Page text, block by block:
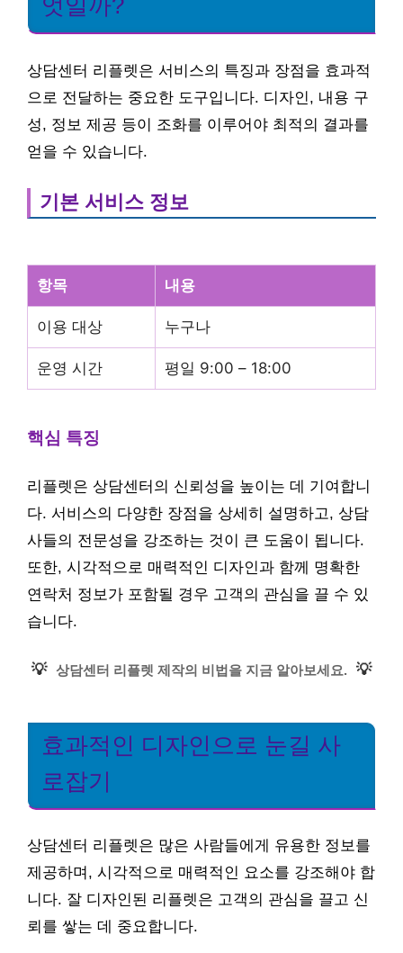
엇일까?
상담센터 리플렛은 서비스의 특징과 장점을 효과적
으로 전달하는 중요한 도구입니다. 디자인, 내용 구
성, 정보 제공 등이 조화를 이루어야 최적의 결과를
얻을 수 있습니다.
기본 서비스 정보
항목 내용
이용 대상 누구나
운영 시간 평일 9:00 – 18:00
핵심 특징
리플렛은 상담센터의 신뢰성을 높이는 데 기여합니
다. 서비스의 다양한 장점을 상세히 설명하고, 상담
사들의 전문성을 강조하는 것이 큰 도움이 됩니다.
또한, 시각적으로 매력적인 디자인과 함께 명확한
연락처 정보가 포함될 경우 고객의 관심을 끌 수 있
습니다.
💡 상담센터 리플렛 제작의 비법을 지금 알아보세요. 💡
효과적인 디자인으로 눈길 사
로잡기
상담센터 리플렛은 많은 사람들에게 유용한 정보를
제공하며, 시각적으로 매력적인 요소를 강조해야 합
니다. 잘 디자인된 리플렛은 고객의 관심을 끌고 신
뢰를 쌓는 데 중요합니다.